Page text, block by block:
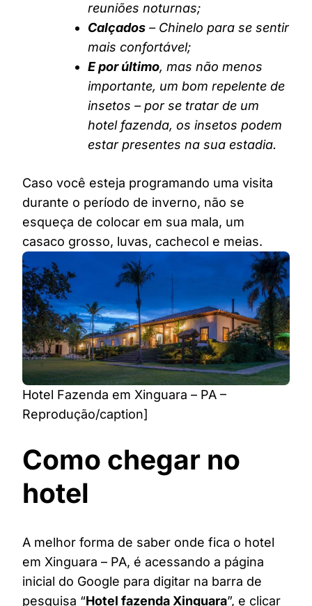
reuniões noturnas;
Calçados – Chinelo para se sentir
mais confortável;
E por último, mas não menos
importante, um bom repelente de
insetos – por se tratar de um
hotel fazenda, os insetos podem
estar presentes na sua estadia.
Caso você esteja programando uma visita
durante o período de inverno, não se
esqueça de colocar em sua mala, um
casaco grosso, luvas, cachecol e meias.
Hotel Fazenda em Xinguara – PA –
Reprodução/caption]
Como chegar no
hotel
A melhor forma de saber onde fica o hotel
em Xinguara – PA, é acessando a página
inicial do Google para digitar na barra de
pesquisa “Hotel fazenda Xinguara”, e clicar